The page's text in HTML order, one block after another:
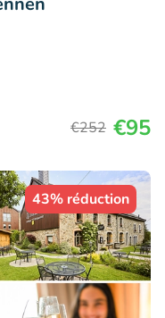
€252 €95
43% réduction